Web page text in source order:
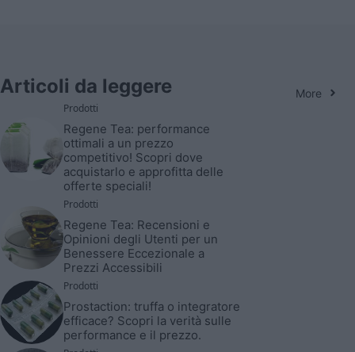
Articoli da leggere
More
Prodotti
Regene Tea: performance
ottimali a un prezzo
competitivo! Scopri dove
acquistarlo e approfitta delle
offerte speciali!
Prodotti
Regene Tea: Recensioni e
Opinioni degli Utenti per un
Benessere Eccezionale a
Prezzi Accessibili
Prodotti
Prostaction: truffa o integratore
efficace? Scopri la verità sulle
performance e il prezzo.